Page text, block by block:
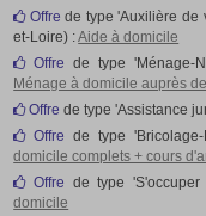
Offre de type 'Auxilière de
et-Loire) :Aide à domicile
Offre de type 'Ménage-
Ménage à domicile auprès
Offre de type 'Assistance
Offre de type
domicile complets + cours
Offre de type
domicile